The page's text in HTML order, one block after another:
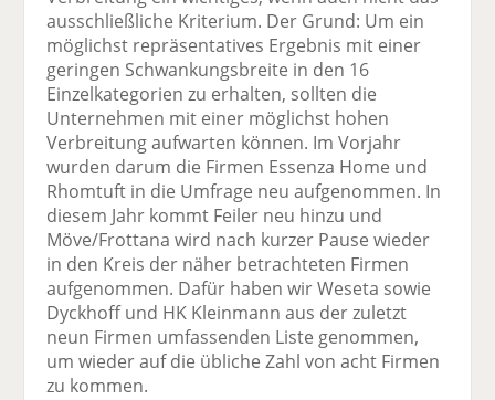
ausschließliche Kriterium. Der Grund: Um ein
möglichst repräsentatives Ergebnis mit einer
geringen Schwankungsbreite in den 16
Einzelkategorien zu erhalten, sollten die
Unternehmen mit einer möglichst hohen
Verbreitung aufwarten können. Im Vorjahr
wurden darum die Firmen Essenza Home und
Rhomtuft in die Umfrage neu aufgenommen. In
diesem Jahr kommt Feiler neu hinzu und
Möve/Frottana wird nach kurzer Pause wieder
in den Kreis der näher betrachteten Firmen
aufgenommen. Dafür haben wir Weseta sowie
Dyckhoff und HK Kleinmann aus der zuletzt
neun Firmen umfassenden Liste genommen,
um wieder auf die übliche Zahl von acht Firmen
zu kommen.